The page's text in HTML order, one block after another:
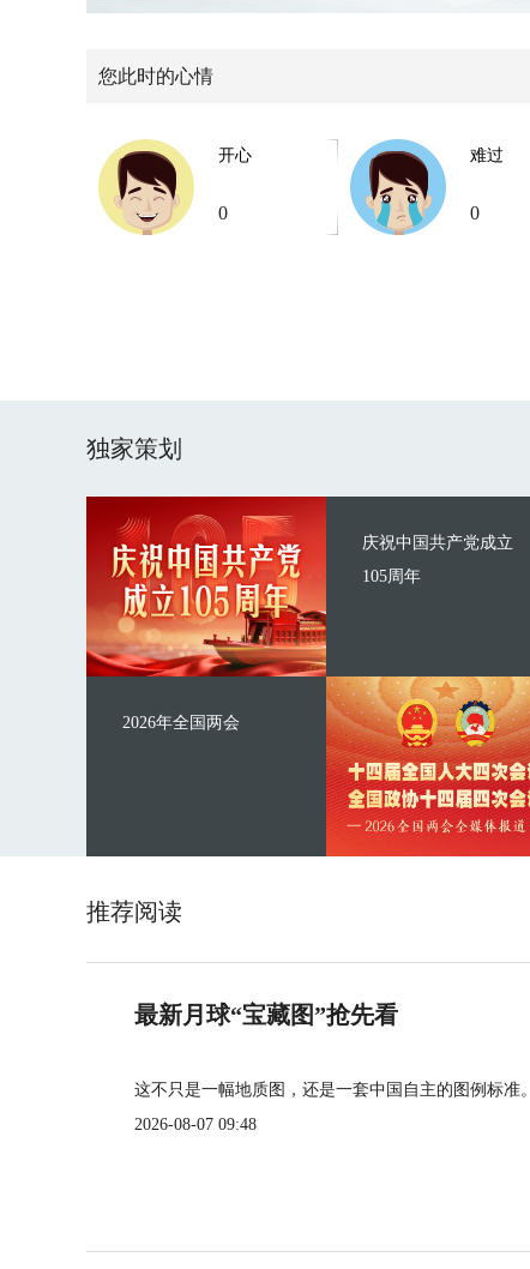
您此时的心情
开心
0
难过
0
独家策划
庆祝中国共产党成立
105周年
2026年全国两会
推荐阅读
最新月球“宝藏图”抢先看
这不只是一幅地质图，还是一套中国自主的图例标准。
2026-08-07 09:48